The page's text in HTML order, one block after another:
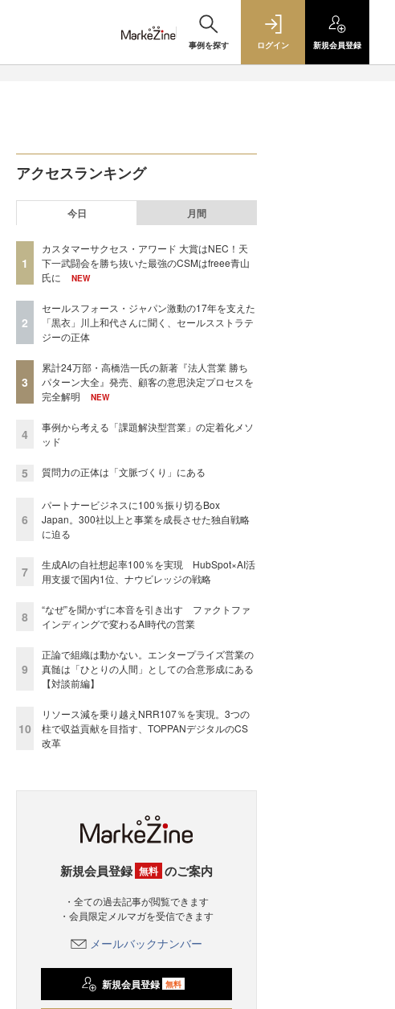
事例を探す ログイン 新規会員登録
アクセスランキング
今日 月間
1
カスタマーサクセス・アワード 大賞はNEC！天
下一武闘会を勝ち抜いた最強のCSMはfreee青山
氏に
NEW
2
セールスフォース・ジャパン激動の17年を支えた
「黒衣」川上和代さんに聞く、セールスストラテ
ジーの正体
3
累計24万部・高橋浩一氏の新著『法人営業 勝ち
パターン大全』発売、顧客の意思決定プロセスを
完全解明
NEW
4
事例から考える「課題解決型営業」の定着化メソ
ッド
5 質問力の正体は「文脈づくり」にある
6
パートナービジネスに100％振り切るBox
Japan。300社以上と事業を成長させた独自戦略
に迫る
7
生成AIの自社想起率100％を実現 HubSpot×AI活
用支援で国内1位、ナウビレッジの戦略
8
“なぜ”を聞かずに本音を引き出す ファクトファ
インディングで変わるAI時代の営業
9
正論で組織は動かない。エンタープライズ営業の
真髄は「ひとりの人間」としての合意形成にある
【対談前編】
10
リソース減を乗り越えNRR107％を実現。3つの
柱で収益貢献を目指す、TOPPANデジタルのCS
改革
新規会員登録 無料 のご案内
・全ての過去記事が閲覧できます
・会員限定メルマガを受信できます
メールバックナンバー
新規会員登録 無料